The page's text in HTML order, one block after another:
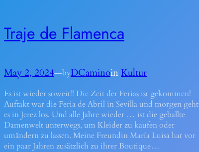
Traje de Flamenca
May 2, 2024—byDCaminoinKultur
Es ist wieder soweit!! Die Zeit der Ferias ist gekommen!
Auftakt war die Feria de Abril in Sevilla und morgen geht
es in Jerez los. Und alle Jahre wieder … ist die geballte
Damenwelt unterwegs, um Kleider zu kaufen oder
umändern zu lassen. Meine Freundin María Luisa hat vor
ein paar Jahren zusätzlich zu ihrer Boutique…